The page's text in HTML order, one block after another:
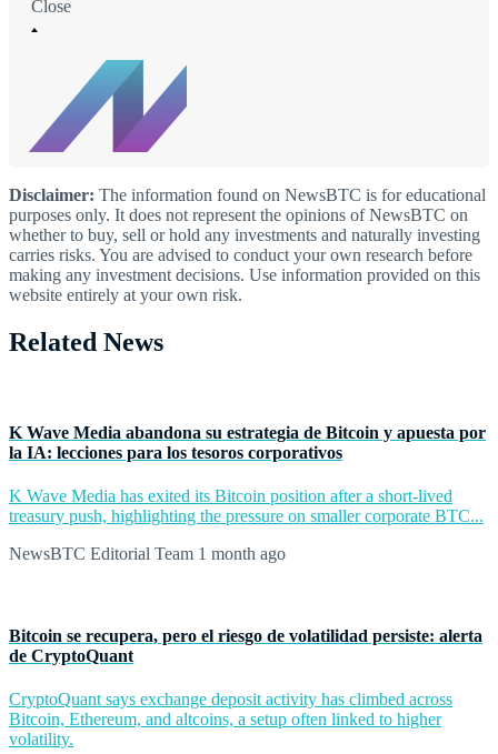
Close
Disclaimer: The information found on NewsBTC is for educational
purposes only. It does not represent the opinions of NewsBTC on
whether to buy, sell or hold any investments and naturally investing
carries risks. You are advised to conduct your own research before
making any investment decisions. Use information provided on this
website entirely at your own risk.
Related News
K Wave Media abandona su estrategia de Bitcoin y apuesta por
la IA: lecciones para los tesoros corporativos
K Wave Media has exited its Bitcoin position after a short-lived
treasury push, highlighting the pressure on smaller corporate BTC...
NewsBTC Editorial Team 1 month ago
Bitcoin se recupera, pero el riesgo de volatilidad persiste: alerta
de CryptoQuant
CryptoQuant says exchange deposit activity has climbed across
Bitcoin, Ethereum, and altcoins, a setup often linked to higher
volatility.